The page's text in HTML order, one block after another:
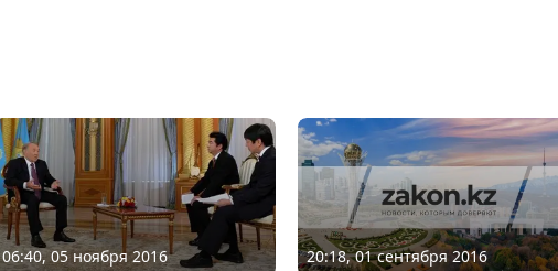
06:40, 05 ноября 2016 20:18, 01 сентября 2016